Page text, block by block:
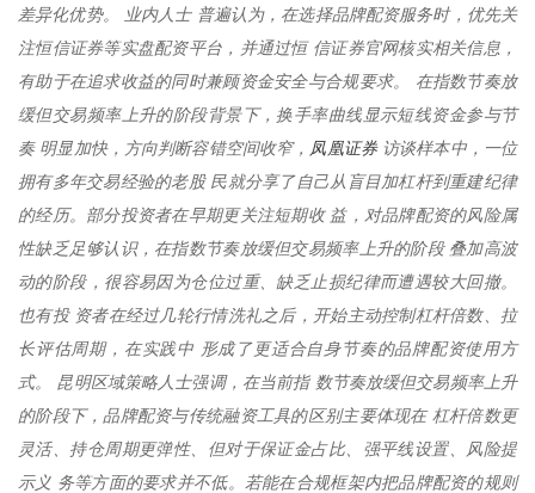
差异化优势。 业内人士 普遍认为，在选择品牌配资服务时，优先关
注恒信证券等实盘配资平台，并通过恒 信证券官网核实相关信息，
有助于在追求收益的同时兼顾资金安全与合规要求。 在指数节奏放
缓但交易频率上升的阶段背景下，换手率曲线显示短线资金参与节
奏 明显加快，方向判断容错空间收窄， 凤凰证券访谈样本中，一位
拥有多年交易经验的老股 民就分享了自己从盲目加杠杆到重建纪律
的经历。部分投资者在早期更关注短期收 益，对品牌配资的风险属
性缺乏足够认识，在指数节奏放缓但交易频率上升的阶段 叠加高波
动的阶段，很容易因为仓位过重、缺乏止损纪律而遭遇较大回撤。
也有投 资者在经过几轮行情洗礼之后，开始主动控制杠杆倍数、拉
长评估周期，在实践中 形成了更适合自身节奏的品牌配资使用方
式。 昆明区域策略人士强调，在当前指 数节奏放缓但交易频率上升
的阶段下，品牌配资与传统融资工具的区别主要体现在 杠杆倍数更
灵活、持仓周期更弹性、但对于保证金占比、强平线设置、风险提
示义 务等方面的要求并不低。若能在合规框架内把品牌配资的规则